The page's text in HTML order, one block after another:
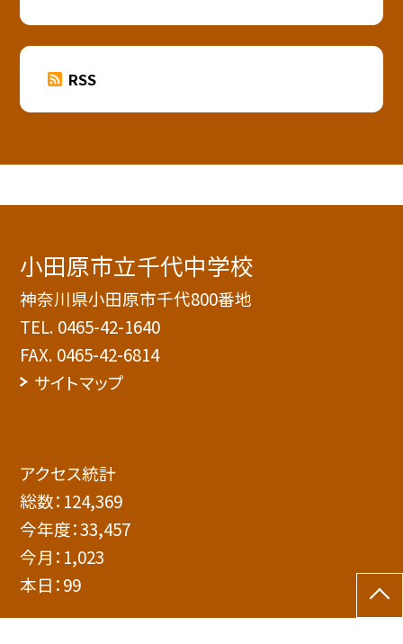
RSS
小田原市立千代中学校
神奈川県小田原市千代800番地
TEL. 0465-42-1640
FAX. 0465-42-6814
サイトマップ
アクセス統計
総数： 124,369
今年度：33,457
今月： 1,023
本日：99